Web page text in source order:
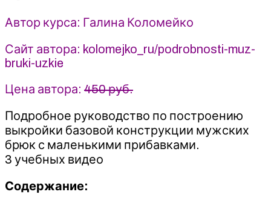
Коломейко
Автор курса: Галина Коломейко
Сайт автора: kolomejko_ru/podrobnosti-muz-
bruki-uzkie
Цена автора: 450 руб.
Подробное руководство по построению
выкройки базовой конструкции мужских
брюк с маленькими прибавками.
3 учебных видео​
Содержание: